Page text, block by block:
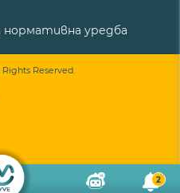
2
нормативна уредба
Reserved.